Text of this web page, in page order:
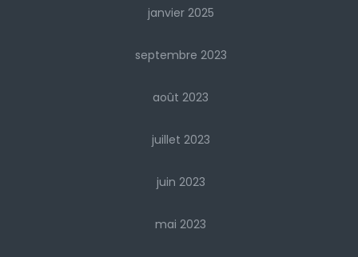
janvier 2025
septembre 2023
août 2023
juillet 2023
juin 2023
mai 2023